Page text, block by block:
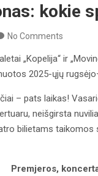
kokie
No Comments
„Kopelija“ ir
2025-ųjų
– pats laikas!
neišgirsta
bilietams
Premjeros,